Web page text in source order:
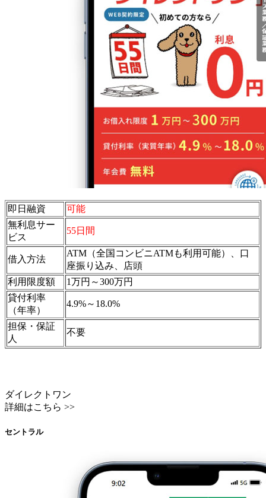
即日融資
可能
無利息サー
ビス
55日間
借入方法
ATM（全国コンビニATMも利用可能）、口
座振り込み、店頭
利用限度額
1万円～300万円
貸付利率
（年率）
4.9%～18.0%
担保・保証
人
不要
ダイレクトワン
詳細はこちら >>
セントラル